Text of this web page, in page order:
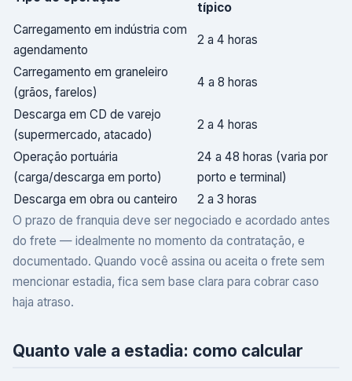
típico
Carregamento em indústria com
agendamento
2 a 4 horas
Carregamento em graneleiro
(grãos, farelos)
4 a 8 horas
Descarga em CD de varejo
(supermercado, atacado)
2 a 4 horas
Operação portuária
(carga/descarga em porto)
24 a 48 horas (varia por
porto e terminal)
Descarga em obra ou canteiro
2 a 3 horas
O prazo de franquia deve ser negociado e acordado antes
do frete — idealmente no momento da contratação, e
documentado. Quando você assina ou aceita o frete sem
mencionar estadia, fica sem base clara para cobrar caso
haja atraso.
Quanto vale a estadia: como calcular